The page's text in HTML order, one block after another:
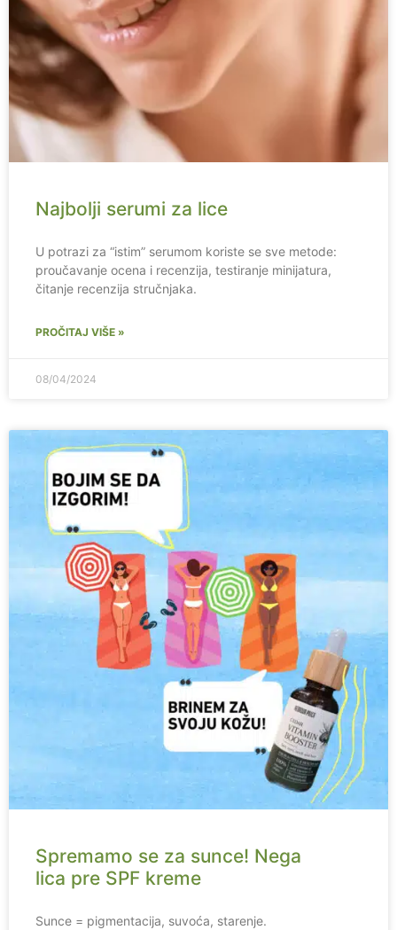
Najbolji serumi za lice
U potrazi za “istim” serumom koriste se sve metode:
proučavanje ocena i recenzija, testiranje minijatura,
čitanje recenzija stručnjaka.
PROČITAJ VIŠE »
08/04/2024
Spremamo se za sunce! Nega
lica pre SPF kreme
Sunce = pigmentacija, suvoća, starenje.